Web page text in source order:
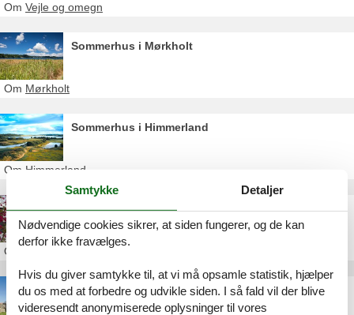
Om Vejle og omegn
Sommerhus i Mørkholt
Om Mørkholt
Sommerhus i Himmerland
Om Himmerland
Sommerhus Øster Hurup privat udlejning
Om
Sommerhus udlejes i Øster Hurup
Samtykke Detaljer
Nødvendige cookies sikrer, at siden fungerer, og de kan
derfor ikke fravælges.
Hvis du giver samtykke til, at vi må opsamle statistik, hjælper
du os med at forbedre og udvikle siden. I så fald vil der blive
videresendt anonymiserede oplysninger til vores